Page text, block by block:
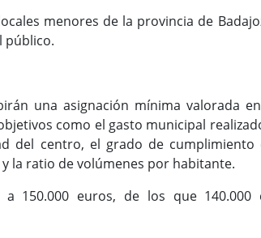
menores de la provincia de
público.
una asignación mínima valorada
como el gasto municipal
del centro, el grado de cumplimiento
la ratio de volúmenes por habitante.
150.000 euros, de los que